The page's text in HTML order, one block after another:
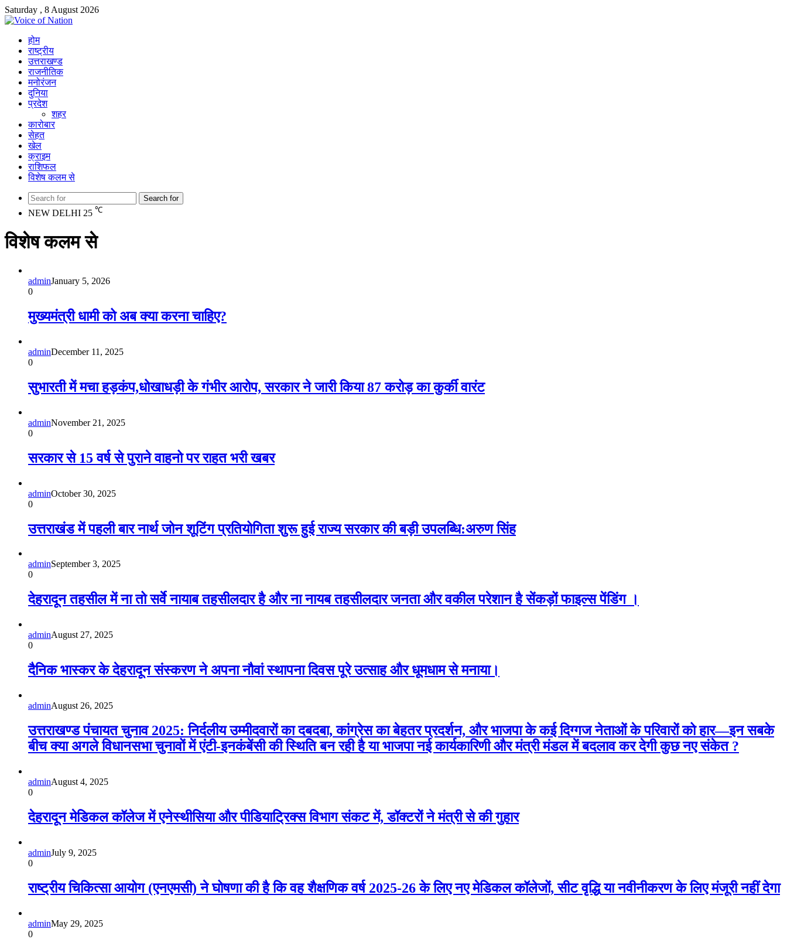
Saturday , 8 August 2026
होम
राष्ट्रीय
उत्तराखण्ड
राजनीतिक
मनोरंजन
दुनिया
प्रदेश
शहर
कारोबार
सेहत
खेल
क्राइम
राशिफल
विशेष कलम से
Search for
NEW DELHI 25 ℃
विशेष कलम से
adminJanuary 5, 2026
0
मुख्यमंत्री धामी को अब क्या करना चाहिए?
adminDecember 11, 2025
0
सुभारती में मचा हड़कंप,धोखाधड़ी के गंभीर आरोप, सरकार ने जारी किया 87 करोड़ का कुर्की वारंट
adminNovember 21, 2025
0
सरकार से 15 वर्ष से पुराने वाहनो पर राहत भरी खबर
adminOctober 30, 2025
0
उत्तराखंड में पहली बार नार्थ जोन शूटिंग प्रतियोगिता शुरू हुई राज्य सरकार की बड़ी उपलब्धि:अरुण सिंह
adminSeptember 3, 2025
0
देहरादून तहसील में ना तो सर्वे नायाब तहसीलदार है और ना नायब तहसीलदार जनता और वकील परेशान है सेंकड़ों फाइल्स पेंडिंग ।
adminAugust 27, 2025
0
दैनिक भास्कर के देहरादून संस्करण ने अपना नौवां स्थापना दिवस पूरे उत्साह और धूमधाम से मनाया।
adminAugust 26, 2025
उत्तराखण्ड पंचायत चुनाव 2025: निर्दलीय उम्मीदवारों का दबदबा, कांग्रेस का बेहतर प्रदर्शन, और भाजपा के कई दिग्गज नेताओं के परिवारों को हार—इन सबके
बीच क्या अगले विधानसभा चुनावों में एंटी‑इनकंबेंसी की स्थिति बन रही है या भाजपा नई कार्यकारिणी और मंत्री मंडल में बदलाव कर देगी कुछ नए संकेत ?
adminAugust 4, 2025
0
देहरादून मेडिकल कॉलेज में एनेस्थीसिया और पीडियाट्रिक्स विभाग संकट में, डॉक्टरों ने मंत्री से की गुहार
adminJuly 9, 2025
0
राष्ट्रीय चिकित्सा आयोग (एनएमसी) ने घोषणा की है कि वह शैक्षणिक वर्ष 2025-26 के लिए नए मेडिकल कॉलेजों, सीट वृद्धि या नवीनीकरण के लिए मंजूरी नहीं देगा
adminMay 29, 2025
0